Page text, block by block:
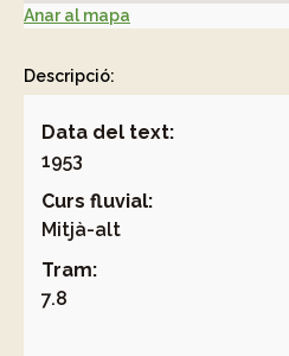
Anar al mapa
Descripció:
Data del text:
1953
Curs fluvial:
Mitjà-alt
Tram:
7.8